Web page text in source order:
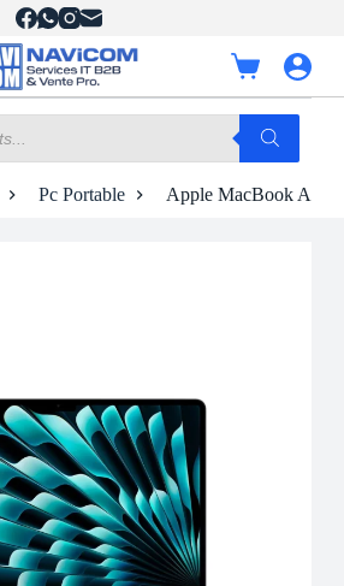
Panier
d’achat
Pc Portable Apple MacBook Air